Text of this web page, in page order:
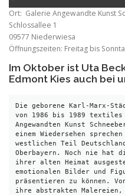
Ort: Galerie Angewandte Kunst
Schlossallee 1
09577 Niederwiesa
Öffnungszeiten: Freitag bis
Im Oktober ist Uta
Edmont Kies auch bei
Die geborene Karl-Marx-
von 1986 bis 1989 textiles
Angewandten Kunst
einem Wiedersehen
westlichen Teil
Oberbayern. Noch nie hat
ihrer alten Heimat
emotionalen Bilder und
präsentieren zu können.
ihre abstrakten